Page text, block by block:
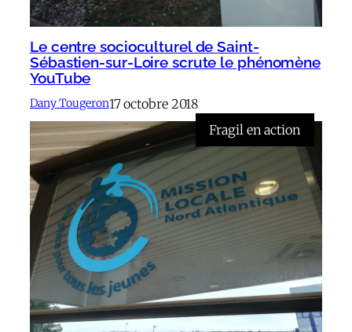
Le centre socioculturel de Saint-
Sébastien-sur-Loire scrute le phénomène
YouTube
Dany Tougeron17 octobre 2018
Fragil en action